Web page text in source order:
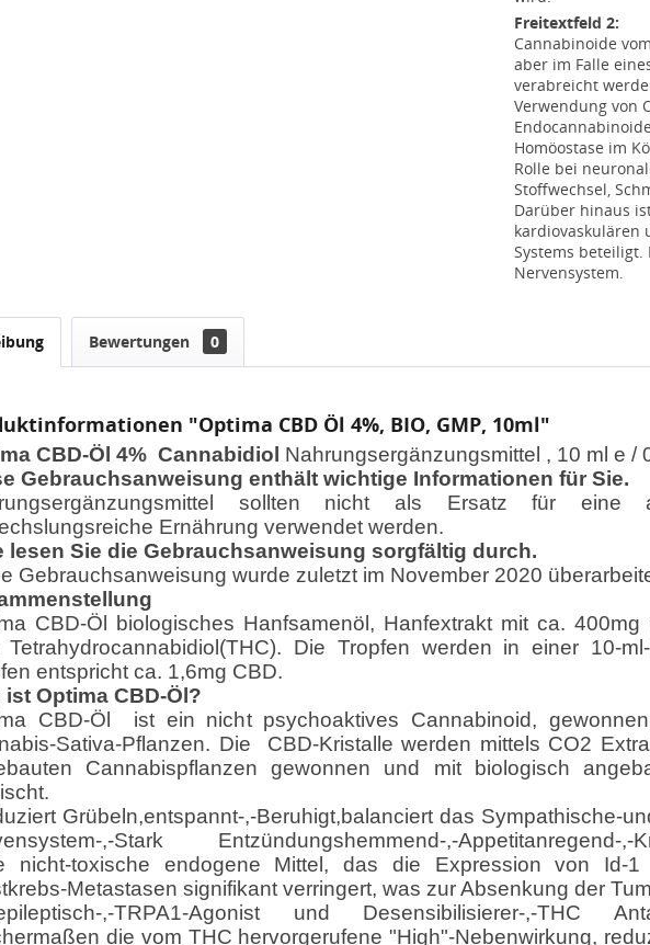
Freitextfeld 2:
Cannabinoide
aber im Falle
verabreicht
Verwendung von
Homöostase im
Rolle bei
Stoffwechsel,
Darüber hinaus
kardiovaskulären
Systems
Nervensystem.
Bewertungen 0
"Optima CBD Öl 4%, BIO, GMP, 10ml"
CBD-Öl 4% Cannabidiol Nahrungsergänzungsmittel , 10 ml e /
Gebrauchsanweisung enthält wichtige Informationen für Sie.
sollten nicht als Ersatz für eine
Ernährung verwendet werden.
lesen Sie die Gebrauchsanweisung sorgfältig durch.
Gebrauchsanweisung wurde zuletzt im November 2020
CBD-Öl biologisches Hanfsamenöl, Hanfextrakt mit ca. 400mg
Tetrahydrocannabidiol(THC). Die Tropfen werden in einer 10-
entspricht ca. 1,6mg CBD.
ist Optima CBD-Öl?
CBD-Öl ist ein nicht psychoaktives Cannabinoid,
Sativa-Pflanzen. Die CBD-Kristalle werden mittels CO2
Cannabispflanzen gewonnen und mit biologisch
Grübeln,entspannt-,-Beruhigt,balanciert das Sympathische-
,-Stark Entzündungshemmend-,-Appetitanregend-,-
nicht-toxische endogene Mittel, das die Expression von Id-
Metastasen signifikant verringert, was zur Absenkung der
,-TRPA1-Agonist und Desensibilisierer-,-THC
die vom THC hervorgerufene "High"-Nebenwirkung,